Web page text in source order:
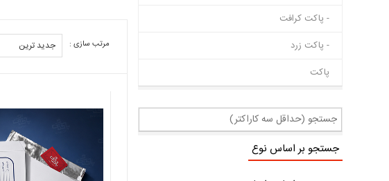
مرتب سازی :
- پاکت کرافت
- پاکت زرد
پاکت
جستجو بر اساس نوع